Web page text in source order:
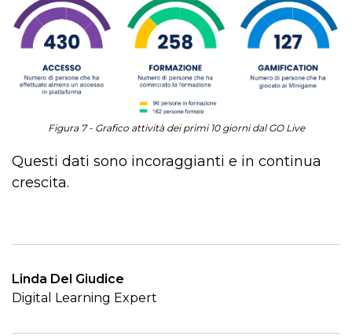
Figura 7 - Grafico attività dei primi 10 giorni dal GO Live
Questi dati sono incoraggianti e in continua
crescita.
Linda Del Giudice
Digital Learning Expert